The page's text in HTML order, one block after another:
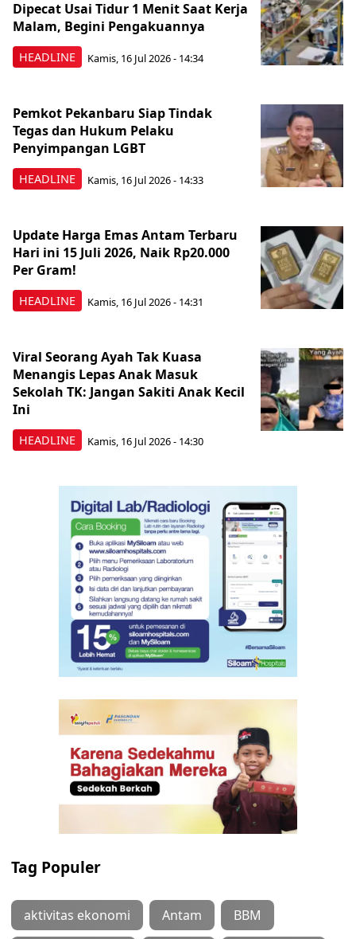
HEADLINE
Dipecat Usai Tidur 1 Menit Saat Kerja
Malam, Begini Pengakuannya
Kamis, 16 Jul 2026 - 14:34
HEADLINE
Pemkot Pekanbaru Siap Tindak
Tegas dan Hukum Pelaku
Penyimpangan LGBT
Kamis, 16 Jul 2026 - 14:33
HEADLINE
Update Harga Emas Antam Terbaru
Hari ini 15 Juli 2026, Naik Rp20.000
Per Gram!
Kamis, 16 Jul 2026 - 14:31
HEADLINE
Viral Seorang Ayah Tak Kuasa
Menangis Lepas Anak Masuk
Sekolah TK: Jangan Sakiti Anak Kecil
Ini
Kamis, 16 Jul 2026 - 14:30
Tag Populer
aktivitas ekonomi Antam BBM